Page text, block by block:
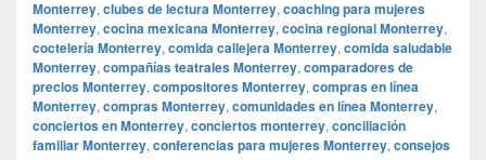
Monterrey, clubes de lectura Monterrey, coaching para mujeres
Monterrey, cocina mexicana Monterrey, cocina regional Monterrey,
coctelería Monterrey, comida callejera Monterrey, comida saludable
Monterrey, compañías teatrales Monterrey, comparadores de
precios Monterrey, compositores Monterrey, compras en línea
Monterrey, compras Monterrey, comunidades en línea Monterrey,
conciertos en Monterrey, conciertos monterrey, conciliación
familiar Monterrey, conferencias para mujeres Monterrey, consejos